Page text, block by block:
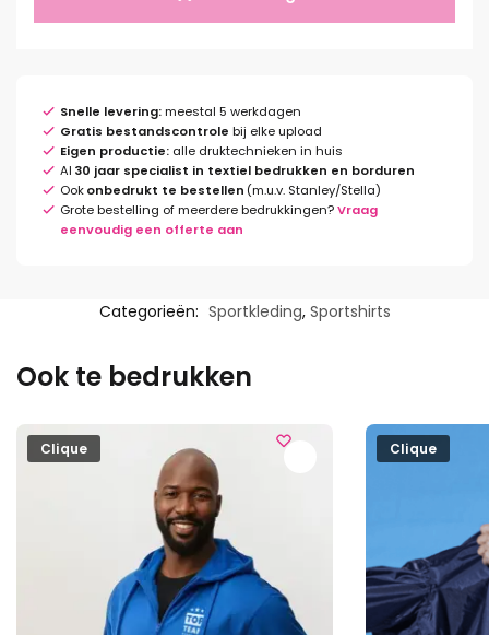
Snelle levering:meestal 5 werkdagen
Gratis bestandscontrole bij elke upload
Eigen productie: alle druktechnieken in huis
Al 30 jaar specialist in textiel bedrukken en borduren
Ookonbedrukt te bestellen (m.u.v. Stanley/Stella)
Grote bestelling of meerdere bedrukkingen?Vraag
eenvoudig een offerte aan
Categorieën: Sportkleding, Sportshirts
Ook te bedrukken
Clique Clique